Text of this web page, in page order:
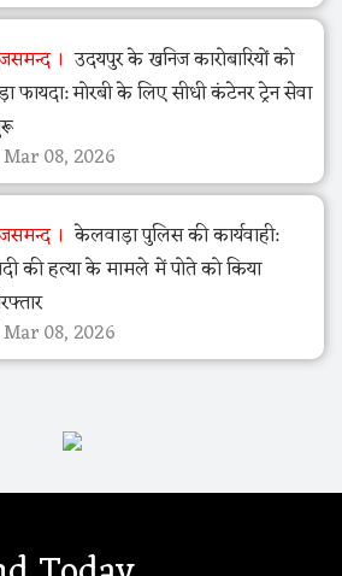
उदयपुर के खनिज कारोबारियों को
फायदा: मोरबी के लिए सीधी कंटेनर ट्रेन सेवा
Mar 08, 2026
केलवाड़ा पुलिस की कार्यवाही:
की हत्या के मामले में पोते को किया
Mar 08, 2026